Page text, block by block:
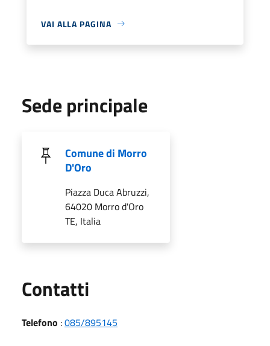
VAI ALLA PAGINA
Sede principale
Comune di Morro
D'Oro
Piazza Duca Abruzzi,
64020 Morro d'Oro
TE, Italia
Contatti
Telefono :085/895145